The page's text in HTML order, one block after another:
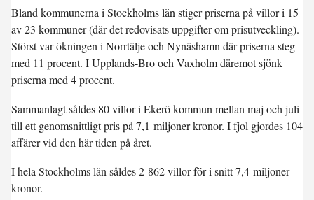
Bland kommunerna i Stockholms län stiger priserna på villor i 15
av 23 kommuner (där det redovisats uppgifter om prisutveckling).
Störst var ökningen i Norrtäljeoch Nynäshamn där priserna steg
med 11 procent. IUpplands-Brooch Vaxholmdäremot sjönk
priserna med 4 procent.
Sammanlagt såldes 80 villor i Ekerö kommun mellan maj och juli
till ett genomsnittligt pris på 7,1 miljoner kronor. I fjol gjordes 104
affärer vid den här tiden på året.
I helaStockholms länsåldes 2 862 villor för i snitt 7,4 miljoner
kronor.